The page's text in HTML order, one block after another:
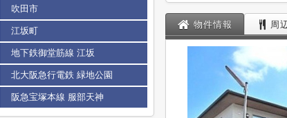
物件情報 周
吹田市
江坂町
地下鉄御堂筋線 江坂
北大阪急行電鉄 緑地公園
阪急宝塚本線 服部天神